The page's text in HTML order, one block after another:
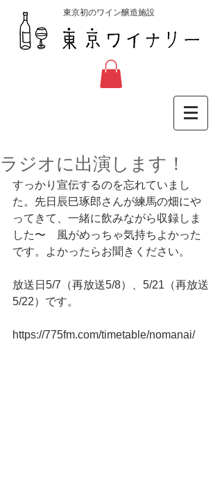
東京初のワイン醸造施設
ラジオに出演します！
すっかり宣伝するのを忘れていまし
た。先日辰巳琢郎さんが練馬の畑にや
ってきて、一緒に飲みながら収録しま
した〜　風がめっちゃ気持ちよかった
です。よかったらお聞きください。
放送日5/7（再放送5/8）、5/21（再放送
5/22）です。
https://775fm.com/timetable/nomanai/